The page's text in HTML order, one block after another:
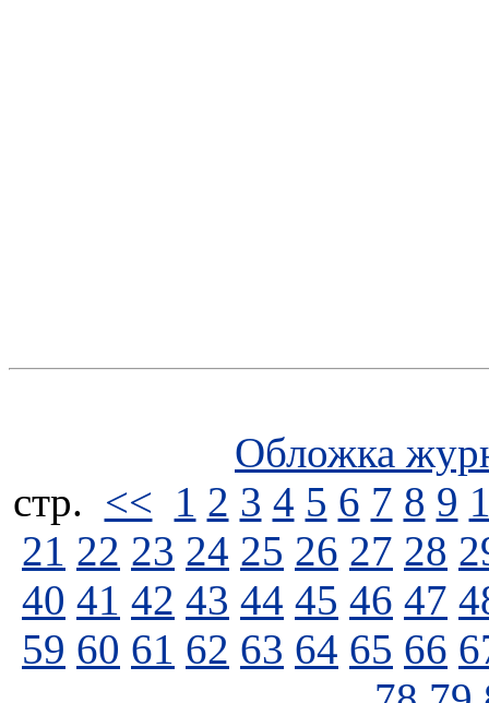
Обложка
стp. << 1 2 3 4 5 6 7 8 9
21 22 23 24 25 26 27 28
40 41 42 43 44 45 46 47
59 60 61 62 63 64 65 66